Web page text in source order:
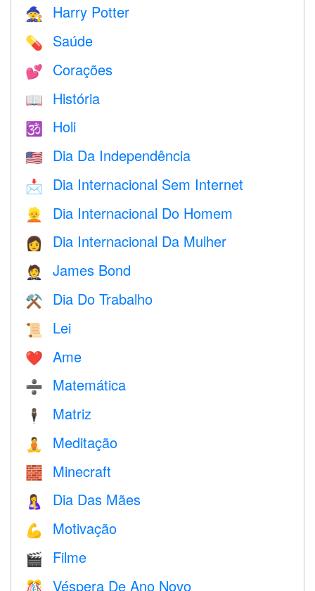
🧙 Harry Potter
💊 Saúde
💕 Corações
📖 História
🕉 Holi
🇺🇸 Dia Da Independência
📩 Dia Internacional Sem Internet
👱 Dia Internacional Do Homem
👩 Dia Internacional Da Mulher
🤵 James Bond
⚒️ Dia Do Trabalho
📜 Lei
❤️️ Ame
➗ Matemática
🕴️ Matriz
🧘 Meditação
🧱 Minecraft
🤱 Dia Das Mães
💪 Motivação
🎬 Filme
Véspera De Ano Novo